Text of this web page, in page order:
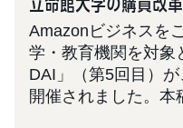
立命館大学の購買改
Amazonビジネスを
学・教育機関を対象
DAI」（第5回目）
開催されました。本